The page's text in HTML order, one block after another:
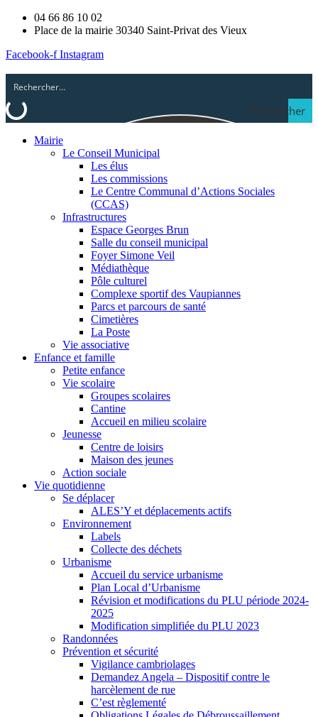
04 66 86 10 02
Place de la mairie 30340 Saint-Privat des Vieux
Facebook-f Instagram
Rechercher
Mairie
Le Conseil Municipal
Les élus
Les commissions
Le Centre Communal d’Actions Sociales
(CCAS)
Infrastructures
Espace Georges Brun
Salle du conseil municipal
Foyer Simone Veil
Médiathèque
Pôle culturel
Complexe sportif des Vaupiannes
Parcs et parcours de santé
Cimetières
La Poste
Vie associative
Enfance et famille
Petite enfance
Vie scolaire
Groupes scolaires
Cantine
Accueil en milieu scolaire
Jeunesse
Centre de loisirs
Maison des jeunes
Action sociale
Vie quotidienne
Se déplacer
ALES’Y et déplacements actifs
Environnement
Labels
Collecte des déchets
Urbanisme
Accueil du service urbanisme
Plan Local d’Urbanisme
Révision et modifications du PLU période 2024-
2025
Modification simplifiée du PLU 2023
Randonnées
Prévention et sécurité
Vigilance cambriolages
Demandez Angela – Dispositif contre le
harcèlement de rue
C’est règlementé